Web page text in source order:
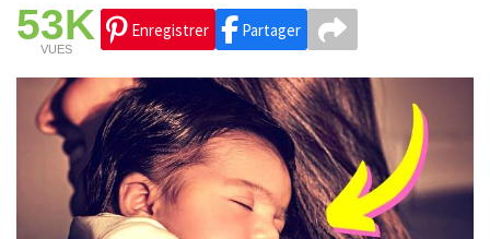
53K
VUES
Enregistrer Partager